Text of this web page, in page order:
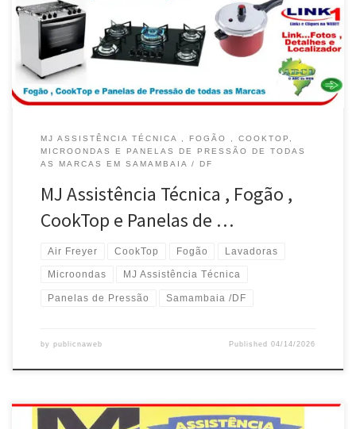
MJ ASSISTÊNCIA TÉCNICA , FOGÃO , COOKTOP,
MICROONDAS E PANELAS DE PRESSÃO DE TODAS
AS MARCAS EM SAMAMBAIA / DF
MJ Assistência Técnica , Fogão ,
CookTop e Panelas de …
Air Freyer CookTop Fogão Lavadoras
Microondas MJ Assistência Técnica
Panelas de Pressão Samambaia /DF
by publicnaweb Published04/14/2026